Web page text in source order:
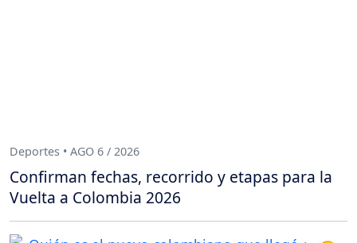
Deportes • AGO 6 / 2026
Confirman fechas, recorrido y etapas para la
Vuelta a Colombia 2026